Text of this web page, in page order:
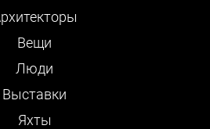
Вещи
Люди
Выставки
Яхты